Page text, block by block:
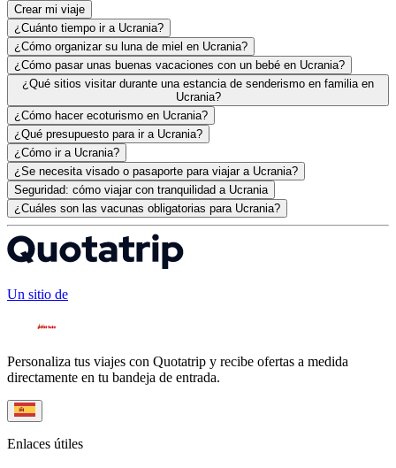
Crear mi viaje
¿Cuánto tiempo ir a Ucrania?
¿Cómo organizar su luna de miel en Ucrania?
¿Cómo pasar unas buenas vacaciones con un bebé en Ucrania?
¿Qué sitios visitar durante una estancia de senderismo en familia en
Ucrania?
¿Cómo hacer ecoturismo en Ucrania?
¿Qué presupuesto para ir a Ucrania?
¿Cómo ir a Ucrania?
¿Se necesita visado o pasaporte para viajar a Ucrania?
Seguridad: cómo viajar con tranquilidad a Ucrania
¿Cuáles son las vacunas obligatorias para Ucrania?
Un sitio de
Personaliza tus viajes con Quotatrip y recibe ofertas a medida
directamente en tu bandeja de entrada.
Enlaces útiles